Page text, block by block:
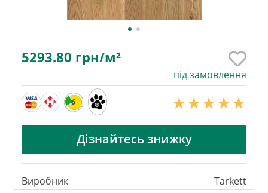
5293.80 грн/м²
під замовлення
6
Дізнайтесь знижку
Виробник
Tarkett